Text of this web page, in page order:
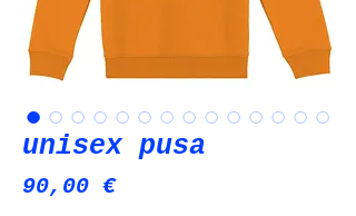
unisex pusa
90,00 €Price